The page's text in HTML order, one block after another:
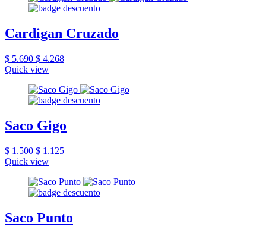
Cardigan Cruzado
$ 5.690 $ 4.268
Quick view
Saco Gigo
$ 1.500 $ 1.125
Quick view
Saco Punto